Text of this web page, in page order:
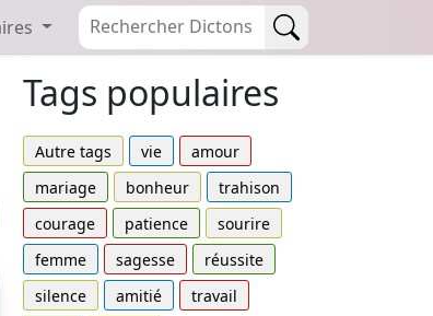
Tags populaires
Autre tags vie
amour
mariage
bonheur
trahison
courage
patience
sourire
femme
sagesse
réussite
silence
amitié
travail